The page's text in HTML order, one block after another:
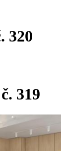
320
319